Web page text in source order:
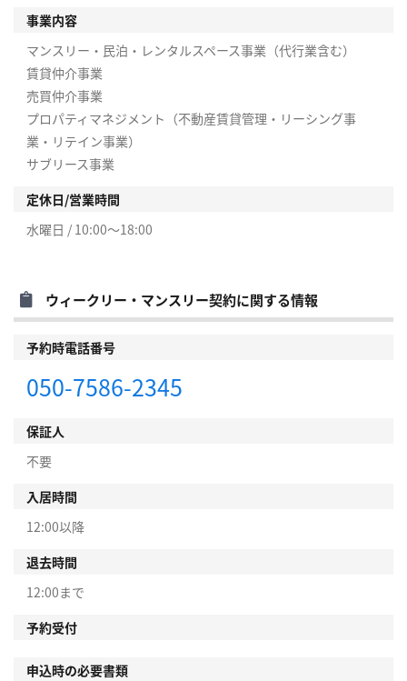
事業内容
マンスリー・民泊・レンタルスペース事業（代行業含む）
賃貸仲介事業
売買仲介事業
プロパティマネジメント（不動産賃貸管理・リーシング事
業・リテイン事業）
サブリース事業
定休日/営業時間
水曜日 / 10:00～18:00
ウィークリー・マンスリー契約に関する情報
予約時電話番号
050-7586-2345
保証人
不要
入居時間
12:00以降
退去時間
12:00まで
予約受付
申込時の必要書類